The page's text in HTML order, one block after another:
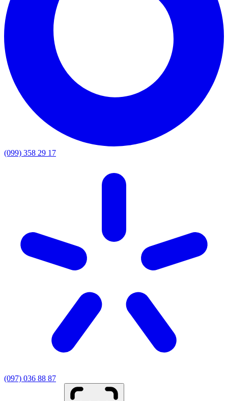
(099) 358 29 17
(097) 036 88 87